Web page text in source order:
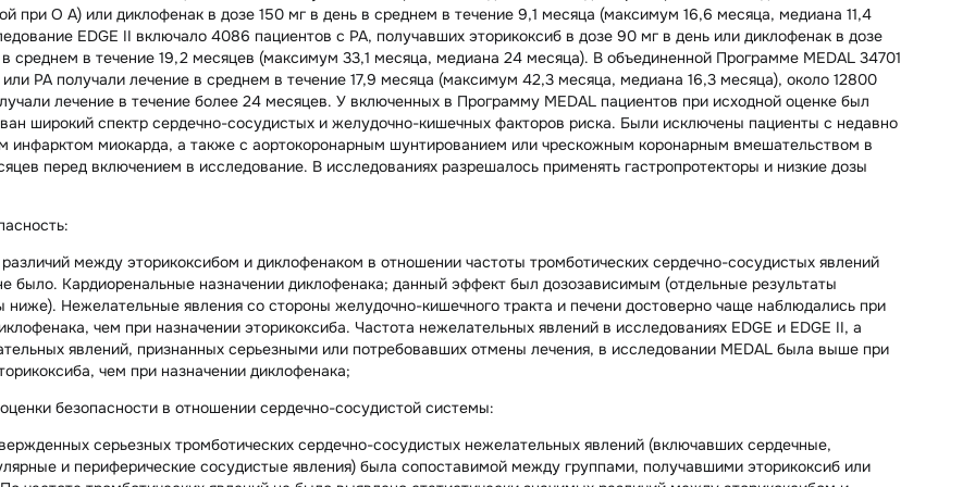
при О А) или диклофенак в дозе 150 мг в день в среднем в течение 9,1 месяца (максимум 16,6 месяца, медиана 11,4
EDGE II включало 4086 пациентов с РА, получавших эторикоксиб в дозе 90 мг в день или диклофенак в дозе
среднем в течение 19,2 месяцев (максимум 33,1 месяца, медиана 24 месяца). В объединенной Программе MEDAL 34701
РА получали лечение в среднем в течение 17,9 месяца (максимум 42,3 месяца, медиана 16,3 месяца), около 12800
лечение в течение более 24 месяцев. У включенных в Программу MEDAL пациентов при исходной оценке был
широкий спектр сердечно-сосудистых и желудочно-кишечных факторов риска. Были исключены пациенты с недавно
инфарктом миокарда, а также с аортокоронарным шунтированием или чрескожным коронарным вмешательством в
перед включением в исследование. В исследованиях разрешалось применять гастропротекторы и низкие дозы
между эторикоксибом и диклофенаком в отношении частоты тромботических сердечно-сосудистых явлений
было. Кардиоренальные назначении диклофенака; данный эффект был дозозависимым (отдельные результаты
ниже). Нежелательные явления со стороны желудочно-кишечного тракта и печени достоверно чаще наблюдались при
чем при назначении эторикоксиба. Частота нежелательных явлений в исследованиях EDGE и EDGE II, а
явлений, признанных серьезными или потребовавших отмены лечения, в исследовании MEDAL была выше при
чем при назначении диклофенака;
безопасности в отношении сердечно-сосудистой системы:
серьезных тромботических сердечно-сосудистых нежелательных явлений (включавших сердечные,
и периферические сосудистые явления) была сопоставимой между группами, получавшими эторикоксиб или